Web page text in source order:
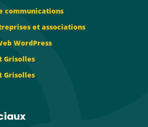
communications
et associations
WordPress
Grisolles
Grisolles